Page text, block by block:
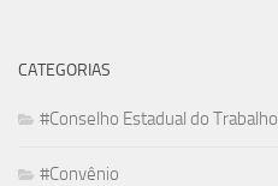
CATEGORIAS
#Conselho Estadual do Trabalho
#Convênio